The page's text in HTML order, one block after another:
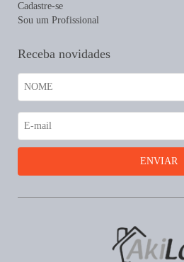
Cadastre-se
Sou um Profissional
Receba novidades